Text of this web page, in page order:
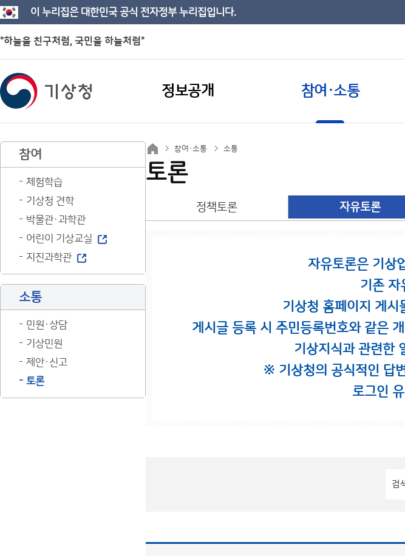
이 누리집은 대한민국 공식 전자정부 누리집입니다.
"하늘을 친구처럼, 국민을 하늘처럼"
정보공개 참여·소통
참여
체험학습
기상청 견학
박물관·과학관
어린이 기상교실
지진과학관
소통
민원·상담
기상민원
제안·신고
토론
참여·소통 소통
토론
정책토론 자유토론
자유토론은 기상
기존 자
기상청 홈페이지 게
게시글 등록 시 주민등록번호와 같은
기상지식과 관련한
※ 기상청의 공식적인 답
로그인